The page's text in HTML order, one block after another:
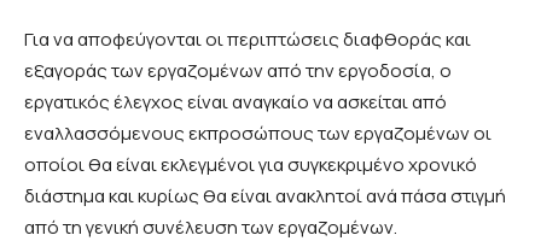
Για να αποφεύγονται οι περιπτώσεις διαφθοράς και
εξαγοράς των εργαζομένων από την εργοδοσία, ο
εργατικός έλεγχος είναι αναγκαίο να ασκείται από
εναλλασσόμενους εκπροσώπους των εργαζομένων οι
οποίοι θα είναι εκλεγμένοι για συγκεκριμένο χρονικό
διάστημα και κυρίως θα είναι ανακλητοί ανά πάσα στιγμή
από τη γενική συνέλευση των εργαζομένων.